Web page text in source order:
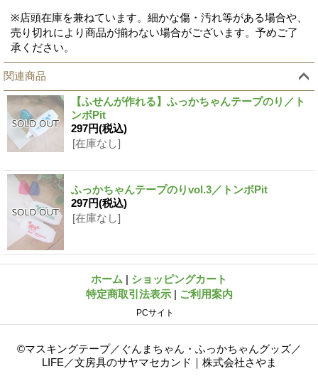
※店頭在庫を兼ねています。細かな傷・汚れ等がある場合や、
売り切れにより商品が揃わない場合がございます。予めご了
承ください。
関連商品
【ふせんが作れる】ふっかちゃんテープのり／ト
ンボPit
297円(税込)
[在庫なし]
ふっかちゃんテープのりvol.3／トンボPit
297円(税込)
[在庫なし]
ホーム | ショッピングカート
特定商取引法表示 | ご利用案内
PCサイト
©マスキングテープ／ぐんまちゃん・ふっかちゃんグッズ／
LIFE／文房具のサヤマセカンド｜株式会社さやま